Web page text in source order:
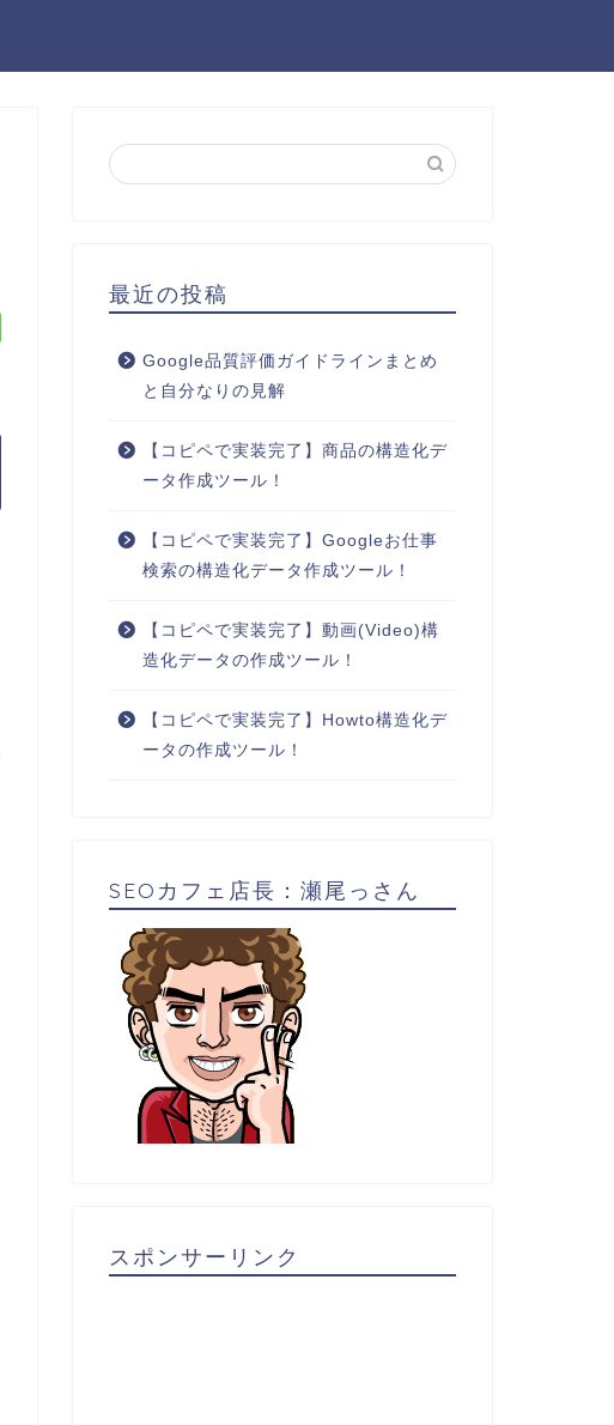
最近の投稿
Google品質評価ガイドラインまとめ
と自分なりの見解
【コピペで実装完了】商品の構造化デ
ータ作成ツール！
【コピペで実装完了】Googleお仕事
検索の構造化データ作成ツール！
【コピペで実装完了】動画(Video)構
造化データの作成ツール！
【コピペで実装完了】Howto構造化デ
ータの作成ツール！
SEOカフェ店長：瀬尾っさん
スポンサーリンク